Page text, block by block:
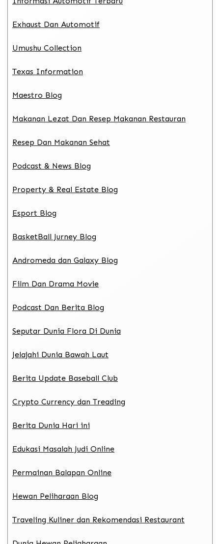
Exhaust Dan Automotif
Umushu Collection
Texas Information
Maestro Blog
Makanan Lezat Dan Resep Makanan Restauran
Resep Dan Makanan Sehat
Podcast & News Blog
Property & Real Estate Blog
Esport Blog
BasketBall Jurney Blog
Andromeda dan Galaxy Blog
Film Dan Drama Movie
Podcast Dan Berita Blog
Seputar Dunia Flora Di Dunia
Jelajahi Dunia Bawah Laut
Berita Update Baseball Club
Crypto Currency dan Treading
Berita Dunia Hari ini
Edukasi Masalah Judi Online
Permainan Balapan Online
Hewan Peliharaan Blog
Traveling Kuliner dan Rekomendasi Restaurant